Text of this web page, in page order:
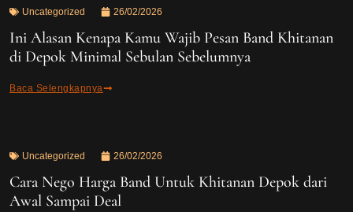
Uncategorized 26/02/2026
Ini Alasan Kenapa Kamu Wajib Pesan Band Khitanan
di Depok Minimal Sebulan Sebelumnya
Baca Selengkapnya
Uncategorized 26/02/2026
Cara Nego Harga Band Untuk Khitanan Depok dari
Awal Sampai Deal